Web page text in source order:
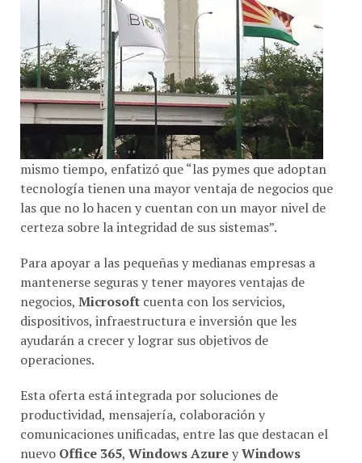
mismo tiempo, enfatizó que “las pymes que adoptan
tecnología tienen una mayor ventaja de negocios que
las que no lo hacen y cuentan con un mayor nivel de
certeza sobre la integridad de sus sistemas”.
Para apoyar a las pequeñas y medianas empresas a
mantenerse seguras y tener mayores ventajas de
negocios, Microsoft cuenta con los servicios,
dispositivos, infraestructura e inversión que les
ayudarán a crecer y lograr sus objetivos de
operaciones.
Esta oferta está integrada por soluciones de
productividad, mensajería, colaboración y
comunicaciones unificadas, entre las que destacan el
nuevo Office 365, Windows AzureyWindows